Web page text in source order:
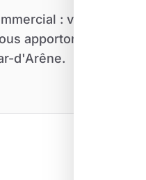
: voici
apportons à nos
d'Arêne.